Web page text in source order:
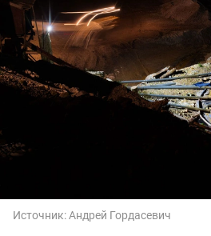
Источник:Андрей Гордасевич